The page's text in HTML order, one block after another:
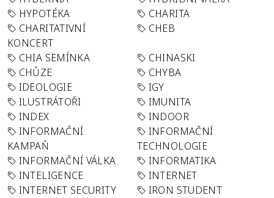
HYPOTÉKA
CHARITA
CHARITATIVNÍ
KONCERT
CHEB
CHIA SEMÍNKA
CHINASKI
CHŮZE
CHYBA
IDEOLOGIE
IGY
ILUSTRÁTOŘI
IMUNITA
INDEX
INDOOR
INFORMAČNÍ
KAMPAŇ
INFORMAČNÍ
TECHNOLOGIE
INFORMAČNÍ VÁLKA
INFORMATIKA
INTELIGENCE
INTERNET
INTERNET SECURITY
IRON STUDENT